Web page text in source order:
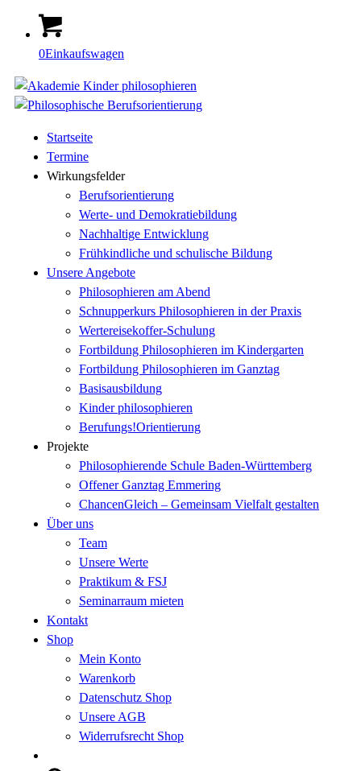
0Einkaufswagen
Startseite
Termine
Wirkungsfelder
Berufsorientierung
Werte- und Demokratiebildung
Nachhaltige Entwicklung
Frühkindliche und schulische Bildung
Unsere Angebote
Philosophieren am Abend
Schnupperkurs Philosophieren in der Praxis
Wertereisekoffer-Schulung
Fortbildung Philosophieren im Kindergarten
Fortbildung Philosophieren im Ganztag
Basisausbildung
Kinder philosophieren
Berufungs!Orientierung
Projekte
Philosophierende Schule Baden-Württemberg
Offener Ganztag Emmering
ChancenGleich – Gemeinsam Vielfalt gestalten
Über uns
Team
Unsere Werte
Praktikum & FSJ
Seminarraum mieten
Kontakt
Shop
Mein Konto
Warenkorb
Datenschutz Shop
Unsere AGB
Widerrufsrecht Shop